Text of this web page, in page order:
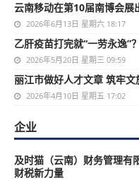
云南移动在第10届南博会展
2026年6月13日 星期六 18:17
乙肝疫苗打完就“一劳永逸”
2026年5月20日 星期三 09:59
丽江市做好人才文章 筑牢文
2026年4月10日 星期五 17:02
企业
及时猫（云南）财务管理有
财税新力量